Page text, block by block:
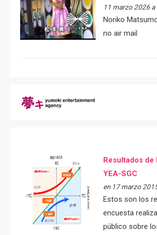
11 marzo 2026 a
Noriko
no air mail
Resultados de
YEA-SGC
en 17 marzo
Estos son los
encuesta
público sobre